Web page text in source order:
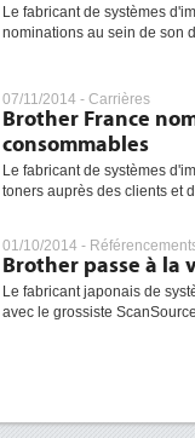
Le fabricant de systèmes
nominations au sein de son
07/11/2014 - Carrières
Brother France
consommables
Le fabricant de systèmes
toners auprès des clients et
01/10/2014 -
Brother passe à la
Le fabricant japonais de
avec le grossiste